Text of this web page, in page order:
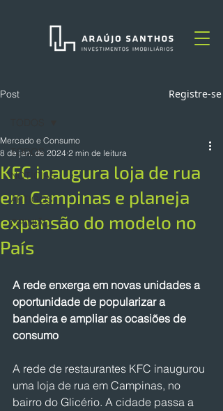
Post Registre-se
TODOS
NOTÍCIAS
ARTIGOS
OPINIÃO
KFC inaugura loja de rua
em Campinas e planeja
expansão do modelo no
País
Mercado e Consumo
8 de jan. de 2024 2 min de leitura
A rede enxerga em novas unidades a
oportunidade de popularizar a
bandeira e ampliar as ocasiões de
consumo
A rede de restaurantes KFC inaugurou
uma loja de rua em Campinas, no
bairro do Glicério. A cidade passa a